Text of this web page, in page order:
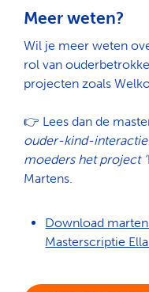
Meer weten?
Wil je meer weten
rol van
projecten zoals
👉 Lees dan de
ouder-kind-
moeders het project
Martens.
Download
Masterscriptie